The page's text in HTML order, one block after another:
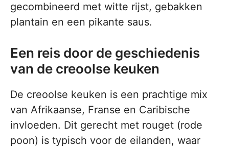
gecombineerd met witte rijst, gebakken
plantain en een pikante saus.
Een reis door de geschiedenis
van de creoolse keuken
De creoolse keuken is een prachtige mix
van Afrikaanse, Franse en Caribische
invloeden. Dit gerecht met rouget (rode
poon) is typisch voor de eilanden, waar